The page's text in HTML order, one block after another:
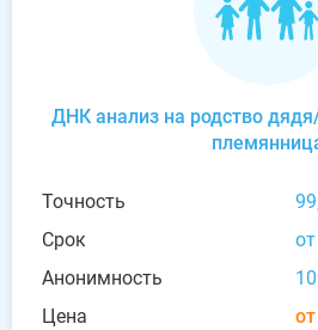
ДНК анализ на родство
Точность
Срок
Анонимность
Цена